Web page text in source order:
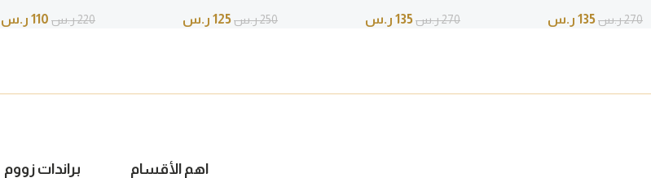
270ر.س135 ر.س 270ر.س135 ر.س 250ر.س125 ر.س 220ر.س 110 ر.س
اهم الأقسام
براندات زووم